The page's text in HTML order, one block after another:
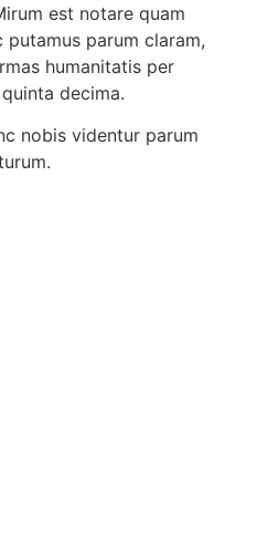
est notare quam
parum claram,
humanitatis per
decima.
nobis videntur parum